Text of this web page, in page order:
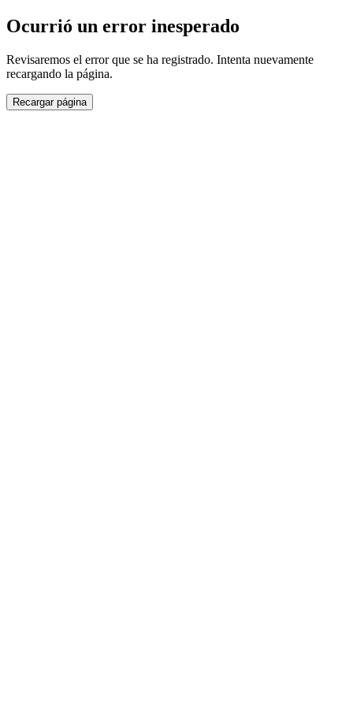
Ocurrió un error inesperado
Revisaremos el error que se ha registrado. Intenta nuevamente
recargando la página.
Recargar página